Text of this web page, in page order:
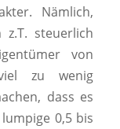
Nämlich,
steuerlich
von
zu wenig
dass es
0,5 bis